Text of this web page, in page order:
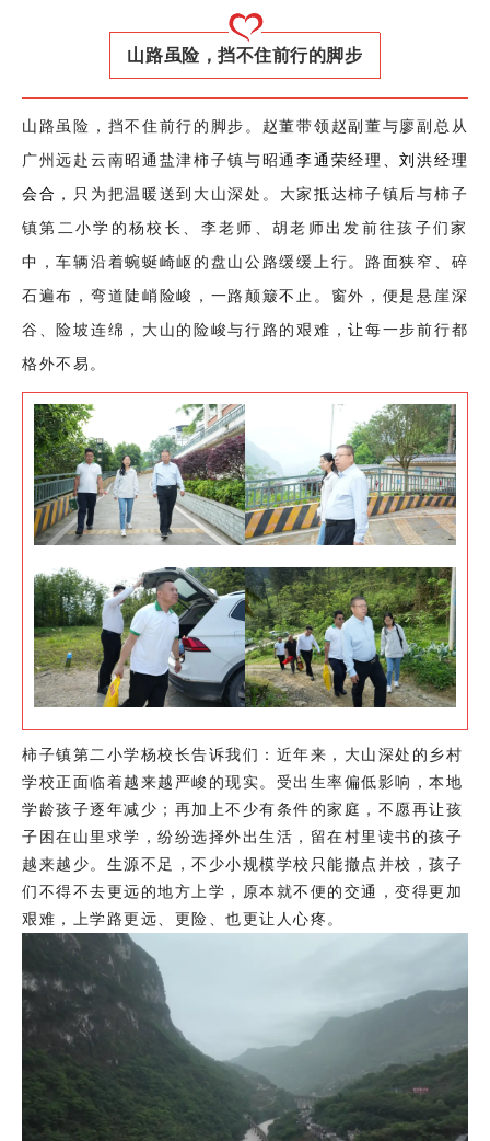
山路虽险，挡不住前行的脚步
山路虽险，挡不住前行的脚步。赵董带领赵副董与廖副总从
广州远赴云南昭通盐津柿子镇与昭通李通荣经理、刘洪经理
会合 ，只为把温暖送到大山深处。大家抵达柿子镇后与柿子
镇第二小学的杨校长、李老师、胡老师出发前往孩子们家
中，车辆沿着蜿蜒崎岖的盘山公路缓缓上行。路面狭窄、碎
石遍布，弯道陡峭险峻，一路颠簸不止。窗外，便是悬崖深
谷、险坡连绵，大山的险峻与行路的艰难，让每一步前行都
格外不易。
柿子镇第二小学杨校长告诉我们：近年来，大山深处的乡村
学校正面临着越来越严峻的现实。受出生率偏低影响，本地
学龄孩子逐年减少；再加上不少有条件的家庭，不愿再让孩
子困在山里求学，纷纷选择外出生活，留在村里读书的孩子
越来越少。生源不足，不少小规模学校只能撤点并校，孩子
们不得不去更远的地方上学，原本就不便的交通，变得更加
艰难，上学路更远、更险、也更让人心疼。